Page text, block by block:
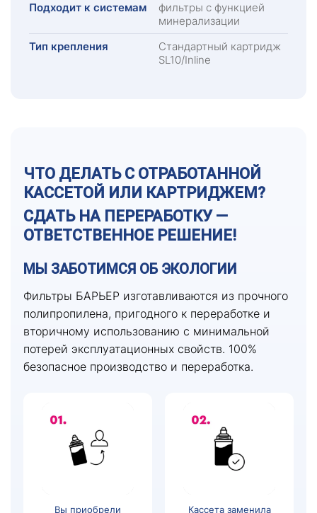
Подходит к системам
фильтры с функцией
минерализации
Тип крепления
Стандартный картридж
SL10/Inline
ЧТО ДЕЛАТЬ С ОТРАБОТАННОЙ
КАССЕТОЙ ИЛИ КАРТРИДЖЕМ?
СДАТЬ НА ПЕРЕРАБОТКУ —
ОТВЕТСТВЕННОЕ РЕШЕНИЕ!
МЫ ЗАБОТИМСЯ ОБ ЭКОЛОГИИ
Фильтры БАРЬЕР изготавливаются из прочного
полипропилена, пригодного к переработке и
вторичному использованию с минимальной
потерей эксплуатационных свойств. 100%
безопасное производство и переработка.
Вы приобрели Кассета заменила